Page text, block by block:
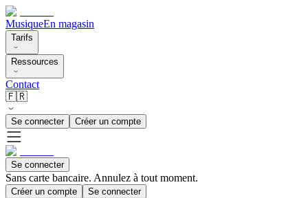
MusiqueEn magasin
Tarifs
Ressources
Contact
🇫🇷
Se connecter Créer un compte
Se connecter
Sans carte bancaire. Annulez à tout moment.
Créer un compte Se connecter